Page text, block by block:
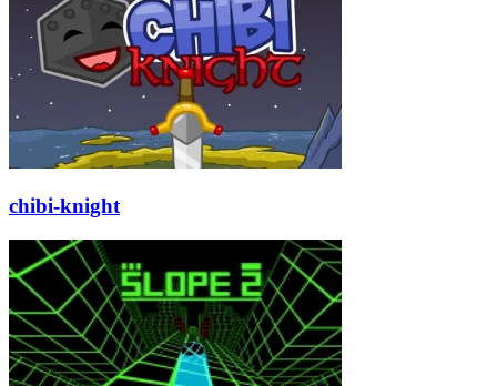
chibi-knight